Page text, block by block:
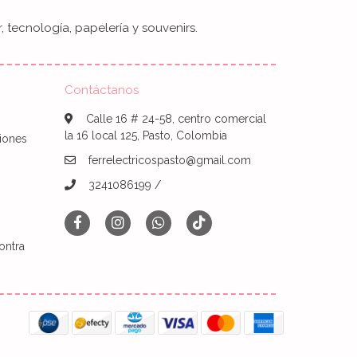
tecnología, papelería y souvenirs.
Contáctanos
Calle 16 # 24-58, centro comercial
la 16 local 125, Pasto, Colombia
ferrelectricospasto@gmail.com
3241086199 /